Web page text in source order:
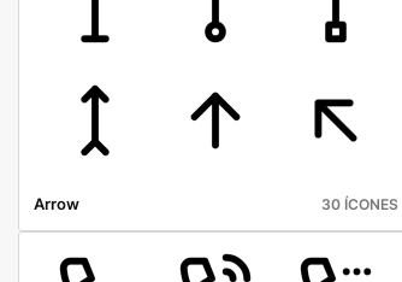
Arrow 30 ÍCONES